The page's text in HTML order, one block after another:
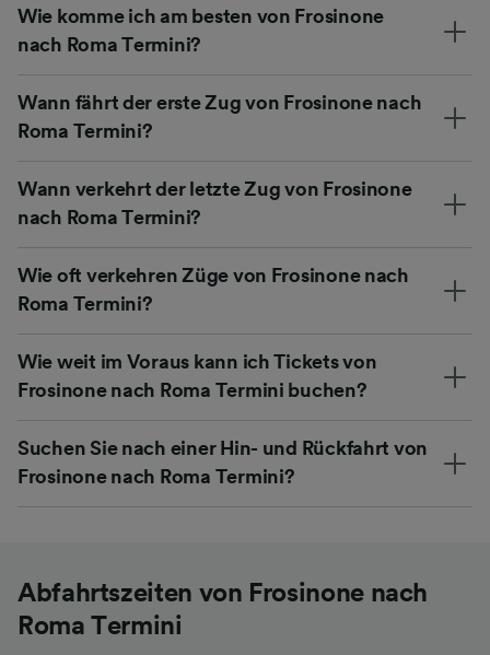
Wie komme ich am besten von Frosinone
nach Roma Termini?
Wann fährt der erste Zug von Frosinone nach
Roma Termini?
Wann verkehrt der letzte Zug von Frosinone
nach Roma Termini?
Wie oft verkehren Züge von Frosinone nach
Roma Termini?
Wie weit im Voraus kann ich Tickets von
Frosinone nach Roma Termini buchen?
Suchen Sie nach einer Hin- und Rückfahrt von
Frosinone nach Roma Termini?
Abfahrtszeiten von Frosinone nach
Roma Termini